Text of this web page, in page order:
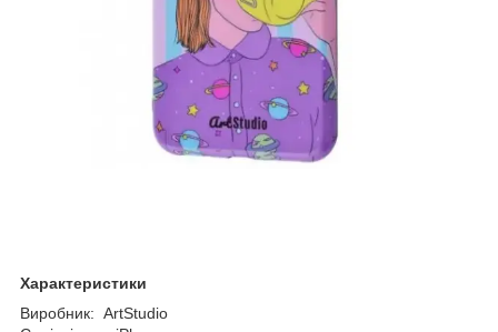
Характеристики
Виробник: ArtStudio